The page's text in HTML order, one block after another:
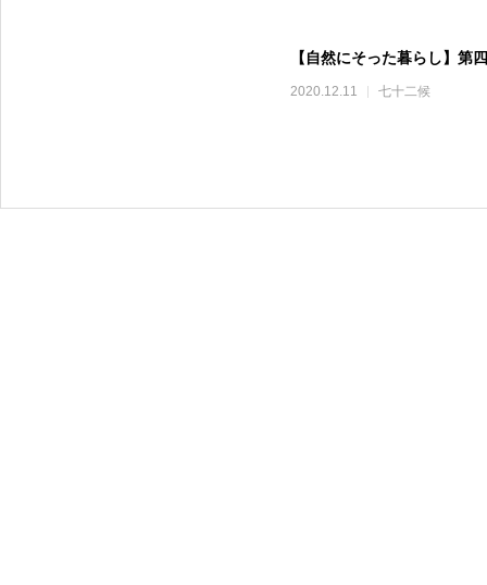
【自然にそった暮らし】第
2020.12.11 七十二候